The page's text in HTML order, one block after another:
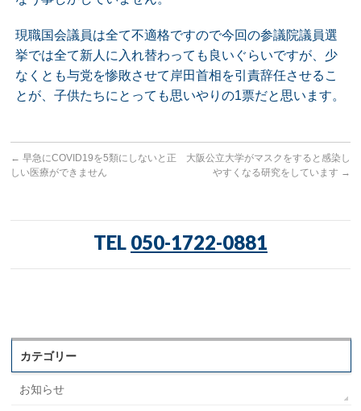
現職国会議員は全て不適格ですので今回の参議院議員選
挙では全て新人に入れ替わっても良いぐらいですが、少
なくとも与党を惨敗させて岸田首相を引責辞任させるこ
とが、子供たちにとっても思いやりの1票だと思います。
← 早急にCOVID19を5類にしないと正
しい医療ができません
大阪公立大学がマスクをすると感染し
やすくなる研究をしています →
TEL 050-1722-0881
カテゴリー
お知らせ